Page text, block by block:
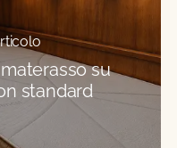
su
standard